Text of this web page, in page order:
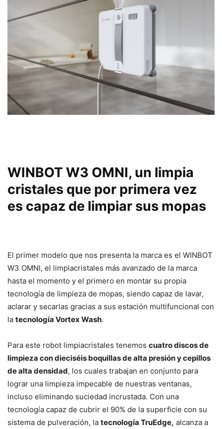
WINBOT W3 OMNI, un limpia
cristales que por primera vez
es capaz de limpiar sus mopas
El primer modelo que nos presenta la marca es el WINBOT
W3 OMNI, el limpiacristales más avanzado de la marca
hasta el momento y el primero en montar su propia
tecnología de limpieza de mopas, siendo capaz de lavar,
aclarar y secarlas gracias a sus estación multifuncional con
la tecnología Vortex Wash.
Para este robot limpiacristales tenemos cuatro discos de
limpieza con dieciséis boquillas de alta presión y cepillos
de alta densidad, los cuales trabajan en conjunto para
lograr una limpieza impecable de nuestras ventanas,
incluso eliminando suciedad incrustada. Con una
tecnología capaz de cubrir el 90% de la superficie con su
sistema de pulveración, la tecnología TruEdge, alcanza a